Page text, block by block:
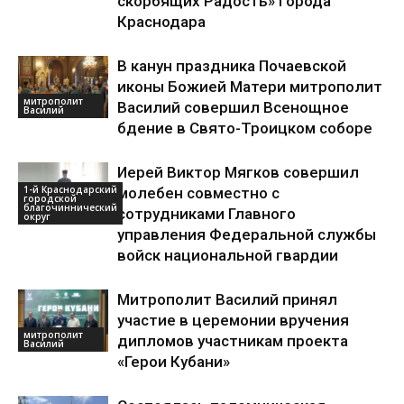
Краснодара
митрополит
Василий
В канун праздника Почаевской
иконы Божией Матери митрополит
Василий совершил Всенощное
бдение в Свято-Троицком соборе
1-й Краснодарский
городской
благочиннический
округ
Иерей Виктор Мягков совершил
молебен совместно с
сотрудниками Главного
управления Федеральной службы
войск национальной гвардии
митрополит
Василий
Митрополит Василий принял
участие в церемонии вручения
дипломов участникам проекта
«Герои Кубани»